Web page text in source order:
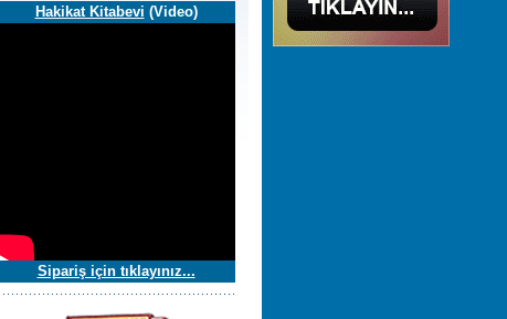
Hakikat Kitabevi (Video)
Sipariş için tıklayınız...